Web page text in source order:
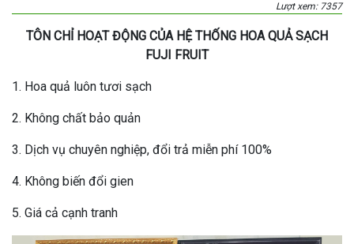
Lượt xem: 7357
TÔN CHỈ HOẠT ĐỘNG CỦA HỆ THỐNG HOA QUẢ SẠCH
FUJI FRUIT
1. Hoa quả luôn tươi sạch
2. Không chất bảo quản
3. Dịch vụ chuyên nghiệp, đổi trả miễn phí 100%
4. Không biến đổi gien
5. Giá cả cạnh tranh